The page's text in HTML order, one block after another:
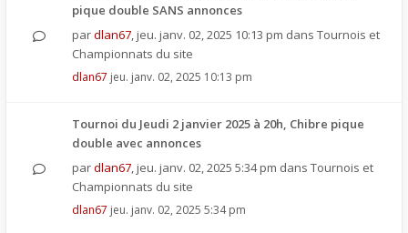
pique double SANS annonces
pardlan67, jeu. janv. 02, 2025 10:13 pm dans Tournois et
Championnats du site
dlan67 jeu. janv. 02, 2025 10:13 pm
Tournoi du Jeudi 2 janvier 2025 à 20h, Chibre pique
double avec annonces
pardlan67, jeu. janv. 02, 2025 5:34 pm dans Tournois et
Championnats du site
dlan67 jeu. janv. 02, 2025 5:34 pm